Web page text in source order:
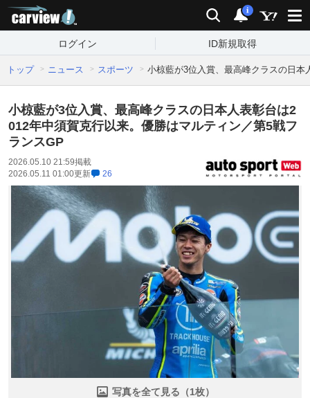
検索 通知
i
ログイン ID新規取得
トップ ニュース スポーツ 小椋藍が3位入賞、最高峰クラスの日
小椋藍が3位入賞、最高峰クラスの日本人表彰台は2
012年中須賀克行以来。優勝はマルティン／第5戦フ
ランスGP
2026.05.10 21:59掲載
2026.05.11 01:00更新 26
写真を全て見る（1枚）